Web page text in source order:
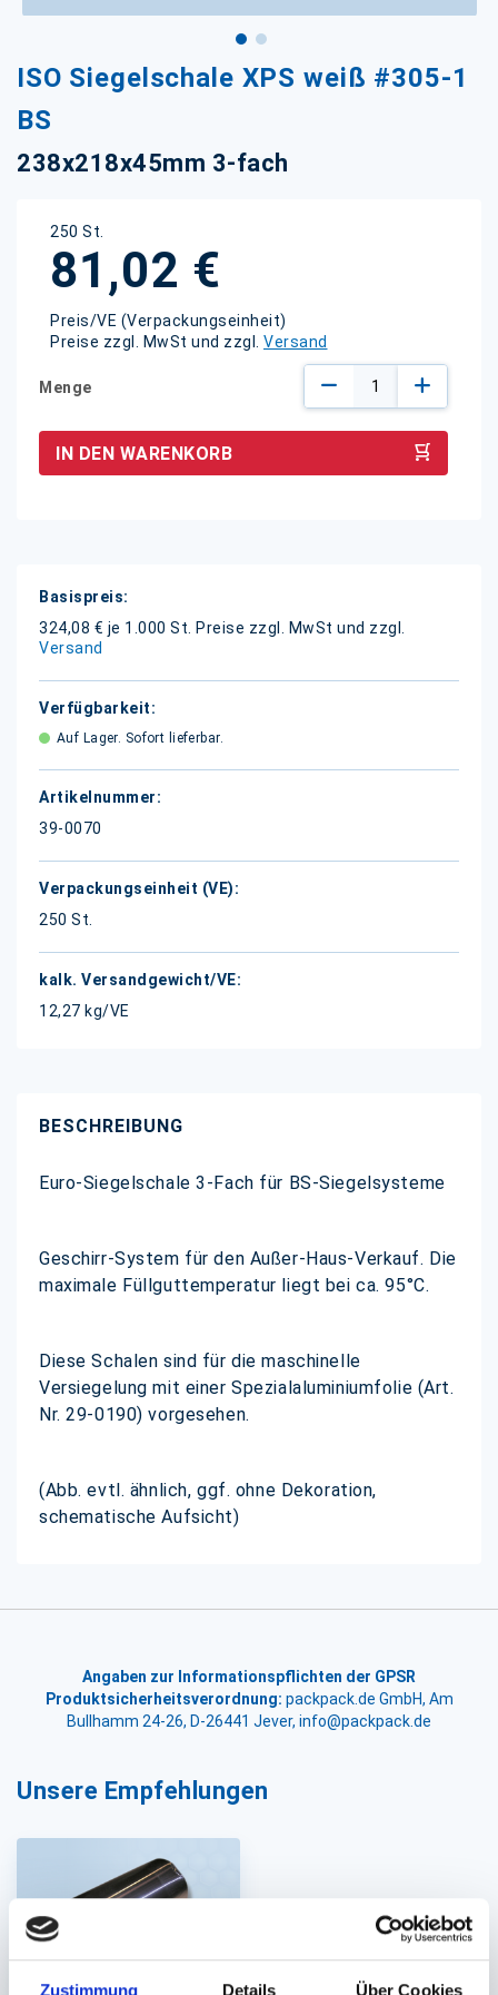
Zustimmung Details Über Cookies
ISO Siegelschale XPS weiß #305-1
BS
238x218x45mm 3-fach
250 St.
81,02 €
Preis/VE (Verpackungseinheit)
Preise zzgl. MwSt und zzgl. Versand
Menge
IN DEN WARENKORB
Weitere
Informationen
324,08 € je 1.000 St.
Preise zzgl. MwSt und zzgl.
Versand
Auf Lager. Sofort lieferbar.
39-0070
250 St.
12,27 kg/VE
Anfang
der
Bildgalerie
springen
BESCHREIBUNG
Euro-Siegelschale 3-Fach für BS-Siegelsysteme
Geschirr-System für den Außer-Haus-Verkauf. Die
maximale Füllguttemperatur liegt bei ca. 95°C.
Diese Schalen sind für die maschinelle
Versiegelung mit einer Spezialaluminiumfolie (Art.
Nr. 29-0190) vorgesehen.
(Abb. evtl. ähnlich, ggf. ohne Dekoration,
schematische Aufsicht)
Angaben zur Informationspflichten der GPSR
Produktsicherheitsverordnung: packpack.de GmbH, Am
Bullhamm 24-26, D-26441 Jever, info@packpack.de
Unsere Empfehlungen